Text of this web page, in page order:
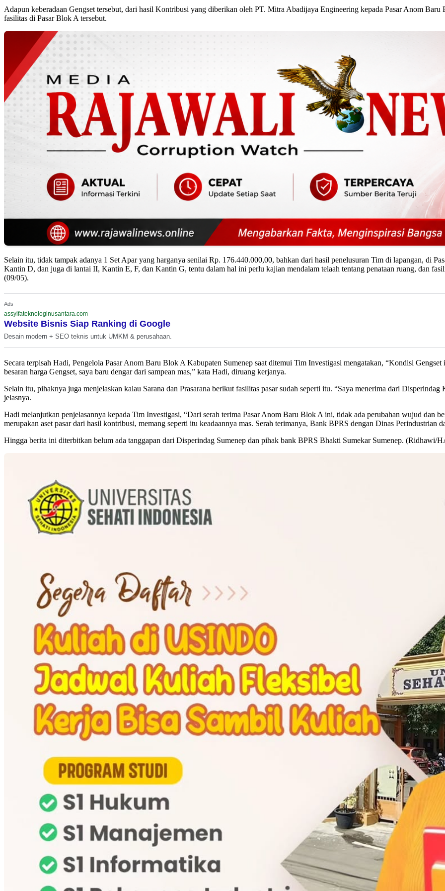
Adapun keberadaan Gengset tersebut, dari hasil Kontribusi yang diberikan oleh PT. Mitra Abadijaya Engineering kepada Pasar Anom
fasilitas di Pasar Blok A tersebut.
Selain itu, tidak tampak adanya 1 Set Apar yang harganya senilai Rp. 176.440.000,00, bahkan dari hasil penelusuran Tim di lapangan, di
Kantin D, dan juga di lantai II, Kantin E, F, dan Kantin G, tentu dalam hal ini perlu kajian mendalam telaah tentang penataan ruang, dan
(09/05).
Ads
assyifateknologinusantara.com
Website Bisnis Siap Ranking di Google
Desain modern + SEO teknis untuk UMKM & perusahaan.
Secara terpisah Hadi, Pengelola Pasar Anom Baru Blok A Kabupaten Sumenep saat ditemui Tim Investigasi mengatakan, “Kondisi
besaran harga Gengset, saya baru dengar dari sampean mas,” kata Hadi, diruang kerjanya.
Selain itu, pihaknya juga menjelaskan kalau Sarana dan Prasarana berikut fasilitas pasar sudah seperti itu. “Saya menerima dari
jelasnya.
Hadi melanjutkan penjelasannya kepada Tim Investigasi, “Dari serah terima Pasar Anom Baru Blok A ini, tidak ada perubahan wujud dan
merupakan aset pasar dari hasil kontribusi, memang seperti itu keadaannya mas. Serah terimanya, Bank BPRS dengan Dinas Perindustrian
Hingga berita ini diterbitkan belum ada tanggapan dari Disperindag Sumenep dan pihak bank BPRS Bhakti Sumekar Sumenep. (Ridhawi/